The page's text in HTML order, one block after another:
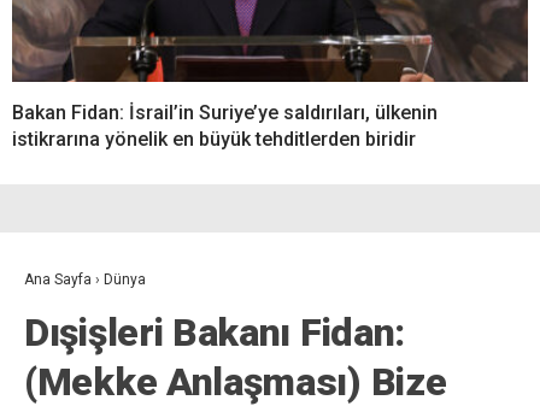
Bakan Fidan: İsrail’in Suriye’ye saldırıları, ülkenin
istikrarına yönelik en büyük tehditlerden biridir
Ana Sayfa › Dünya
Dışişleri Bakanı Fidan:
(Mekke Anlaşması) Bize